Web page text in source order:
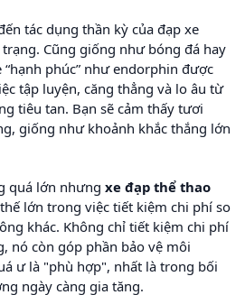
tác dụng thần kỳ của đạp xe
Cũng giống như bóng đá hay
phúc” như endorphin được
tập luyện, căng thẳng và lo âu từ
tiêu tan. Bạn sẽ cảm thấy tươi
giống như khoảnh khắc thắng lớn
quá lớn nhưng xe đạp thể thao
lớn trong việc tiết kiệm chi phí so
khác. Không chỉ tiết kiệm chi phí
nó còn góp phần bảo vệ môi
ư là "phù hợp", nhất là trong bối
ngày càng gia tăng.